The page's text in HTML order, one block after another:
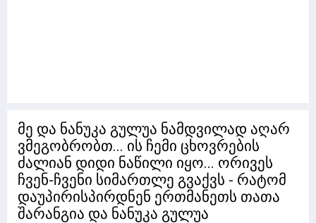
მე და ნანუკა გულუა ნამდვილად აღარ
ვმეგობრობთ... ის ჩემი ცხოვრების
ძალიან დიდი ნაწილი იყო... ორივეს
ჩვენ-ჩვენი სიმართლე გვაქვს - რატომ
დაუპირისპირდნენ ერთმანეთს თათა
შარანგია და ნანუკა გულუა